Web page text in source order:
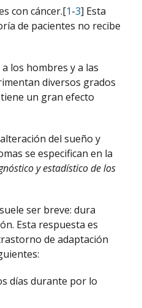
con cáncer.[1-3] Esta
de pacientes no recibe
los hombres y a las
diversos grados
un gran efecto
del sueño y
se especifican en la
y estadístico de los
ser breve: dura
Esta respuesta es
de adaptación
días durante por lo